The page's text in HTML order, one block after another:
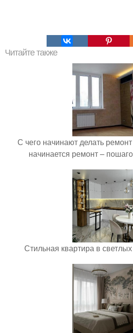
Читайте также
С чего начинают делать
начинается ремонт –
Стильная квартира в